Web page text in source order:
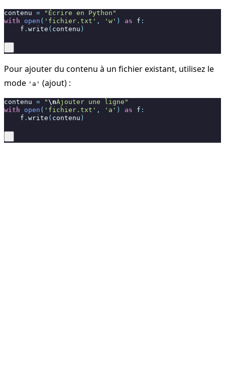
contenu =
"Écrire en Python"
with
open ( 'fichier.txt' , 'w' ) as f :
f . write ( contenu )
Pour ajouter du contenu à un fichier existant, utilisez le
mode 'a' (ajout) :
contenu = " \nAjouter une ligne"
with
open ( 'fichier.txt' , 'a' ) as f :
f . write ( contenu )